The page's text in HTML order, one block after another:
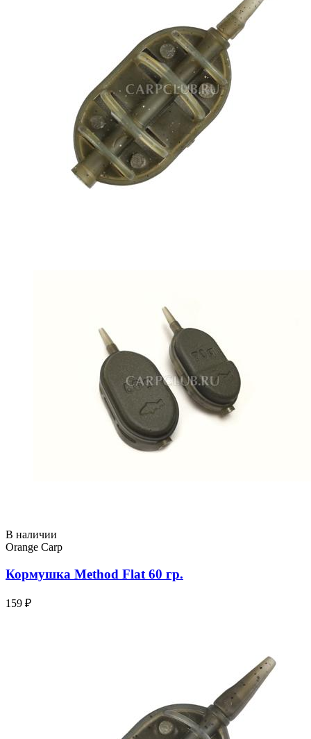
В наличии
Orange Carp
Кормушка Method Flat 60 гр.
159 ₽